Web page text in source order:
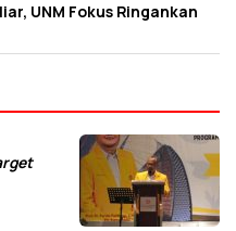
UNM Fokus Ringankan